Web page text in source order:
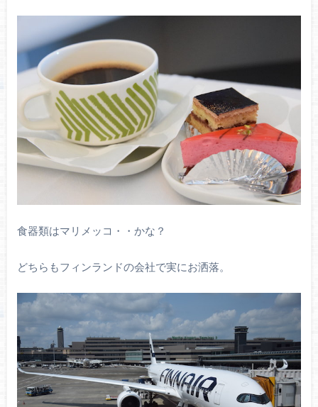
食器類はマリメッコ・・かな？
どちらもフィンランドの会社で実にお洒落。